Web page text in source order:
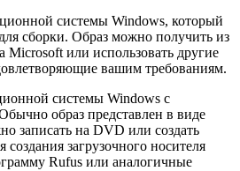
системы Windows, который
сборки. Образ можно получить из
Microsoft или использовать другие
вашим требованиям.
системы Windows с
образ представлен в виде
записать на DVD или создать
загрузочного носителя
Rufus или аналогичные